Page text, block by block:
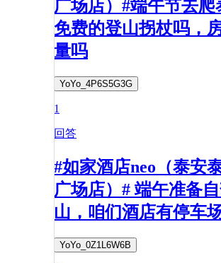
广场店）#端午节去
免费的登山拐杖吗，
量吗
YoYo_4P6S5G3G
1
回答
#如家酒店neo（泰安
广场店）# 端午准备
山，咱们酒店有停车
YoYo_0Z1L6W6B